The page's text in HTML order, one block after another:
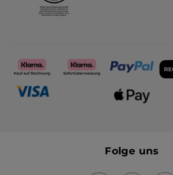
Folge uns